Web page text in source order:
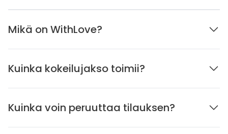
Mikä on WithLove?
Kuinka kokeilujakso toimii?
Kuinka voin peruuttaa tilauksen?